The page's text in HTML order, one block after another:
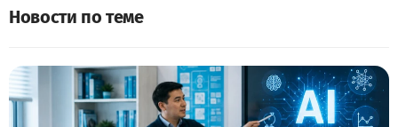
Новости по теме